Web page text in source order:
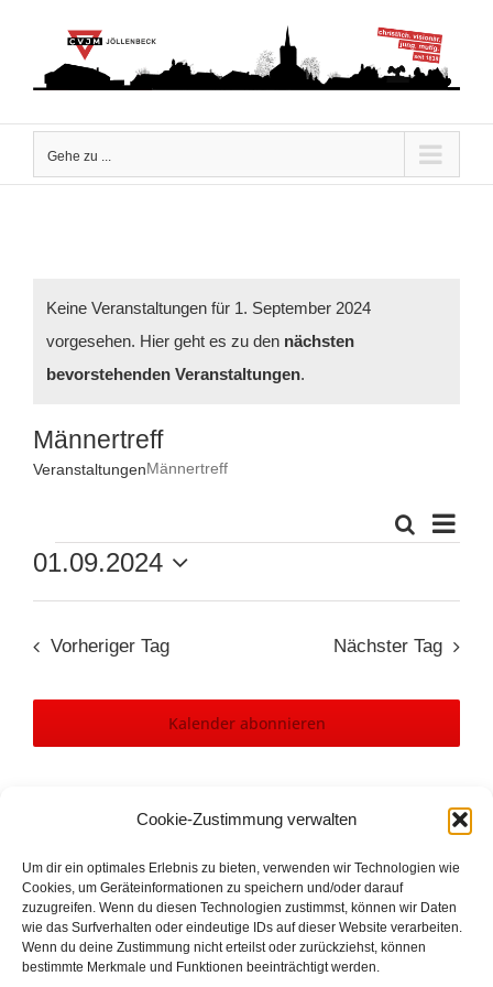
Cookie-Zustimmung verwalten
Um dir ein optimales Erlebnis zu bieten, verwenden wir Technologien wie
Cookies, um Geräteinformationen zu speichern und/oder darauf
zuzugreifen. Wenn du diesen Technologien zustimmst, können wir Daten
wie das Surfverhalten oder eindeutige IDs auf dieser Website verarbeiten.
Wenn du deine Zustimmung nicht erteilst oder zurückziehst, können
bestimmte Merkmale und Funktionen beeinträchtigt werden.
springen
Gehe zu ...
Hinweis
Keine Veranstaltungen für 1. September 2024
vorgesehen. Hier geht es zu den nächsten
bevorstehenden Veranstaltungen.
Männertreff
VeranstaltungenMännertreff
Suche
Tag
Veranstaltungen
01.09.2024
Datum
Vorheriger Tag Nächster Tag
Kalender abonnieren